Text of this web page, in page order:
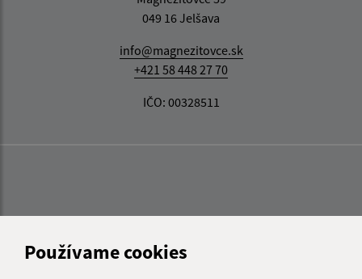
Používame cookies
049 16 Jelšava
info@magnezitovce.sk
+421 58 448 27 70
IČO: 00328511